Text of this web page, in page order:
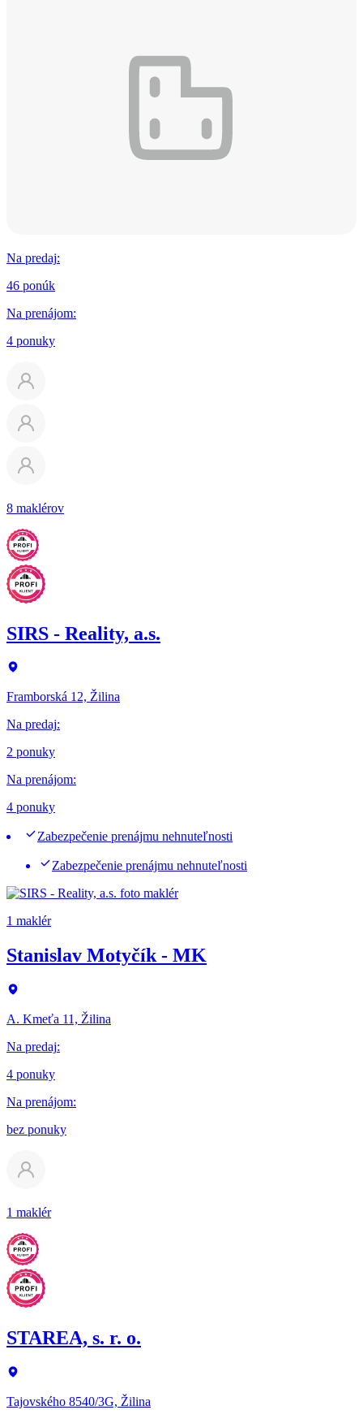
Na predaj:
46 ponúk
Na prenájom:
4 ponuky
8 maklérov
SIRS - Reality, a.s.
Framborská 12, Žilina
Na predaj:
2 ponuky
Na prenájom:
4 ponuky
Zabezpečenie prenájmu nehnuteľnosti
Zabezpečenie prenájmu nehnuteľnosti
1 maklér
Stanislav Motyčík - MK
A. Kmeťa 11, Žilina
Na predaj:
4 ponuky
Na prenájom:
bez ponuky
1 maklér
STAREA, s. r. o.
Tajovského 8540/3G, Žilina